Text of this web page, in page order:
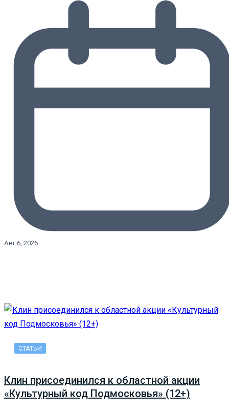
Авг 6, 2026
СТАТЬИ
Клин присоединился к областной акции
«Культурный код Подмосковья» (12+)